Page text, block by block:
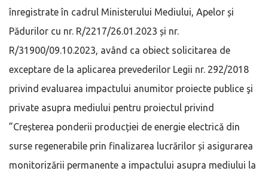
înregistrate în cadrul Ministerului Mediului, Apelor și
Pădurilor cu nr. R/2217/26.01.2023 și nr.
R/31900/09.10.2023, având ca obiect solicitarea de
exceptare de la aplicarea prevederilor Legii nr. 292/2018
privind evaluarea impactului anumitor proiecte publice şi
private asupra mediului pentru proiectul privind
”Creșterea ponderii producției de energie electrică din
surse regenerabile prin finalizarea lucrărilor și asigurarea
monitorizării permanente a impactului asupra mediului la